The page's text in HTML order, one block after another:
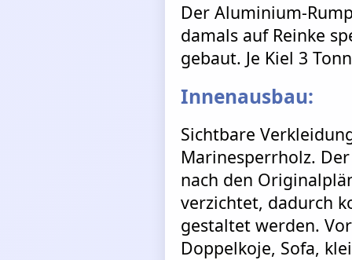
Der Aluminium-
damals auf Reinke
gebaut. Je Kiel 3
Innenausbau:
Sichtbare
Marinesperrholz.
nach den
verzichtet, dadurch
gestaltet werden.
Doppelkoje, Sofa,